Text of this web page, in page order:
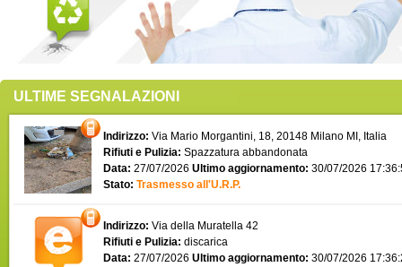
ULTIME SEGNALAZIONI
Indirizzo: Via Mario Morgantini, 18, 20148 Milano MI, Italia
Rifiuti e Pulizia: Spazzatura abbandonata
Data: 27/07/2026 Ultimo aggiornamento: 30/07/2026
Stato: Trasmesso all'U.R.P.
Indirizzo: Via della Muratella 42
Rifiuti e Pulizia: discarica
Data: 27/07/2026 Ultimo aggiornamento: 30/07/2026